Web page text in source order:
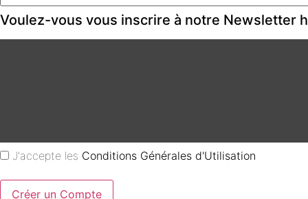
Voulez-vous vous inscrire à notre Newsletter
J'accepte les Conditions Générales d'Utilisation
Créer un Compte